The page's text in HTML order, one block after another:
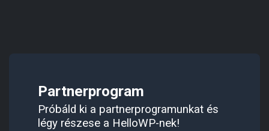
Partnerprogram
Próbáld ki a partnerprogramunkat és
légy részese a HelloWP-nek!